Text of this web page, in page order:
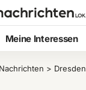
Meine Interessen
Nachrichten > Dresden